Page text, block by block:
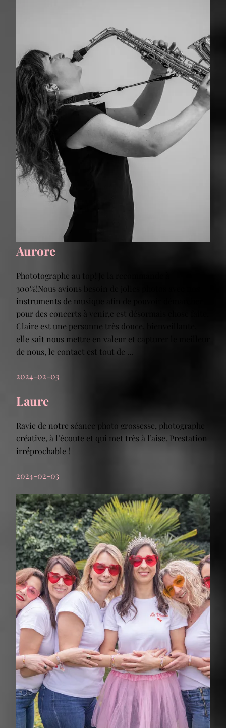
Aurore
Phototographe au top! Je la recommande à
300%!Nous avions besoin de jolies photos avec nos
instruments de musique afin de pouvoir démarcher
pour des concerts à venir,c est désormais chose faite.
Claire est une personne très douce, bienveillante,
elle sait nous mettre en valeur et capturer le meilleur
de nous, le contact est tout de …
2024-02-03
Laure
Ravie de notre séance photo grossesse, photographe
créative, à l’écoute et qui met très à l’aise. Prestation
irréprochable !
2024-02-03